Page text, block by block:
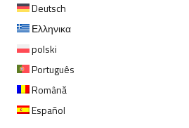
Deutsch
Ελληνικα
polski
Português
Română
Español